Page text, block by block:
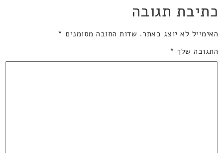
כתיבת תגובה
האימייל לא יוצג באתר. שדות החובה מסומנים *
התגובה שלך *